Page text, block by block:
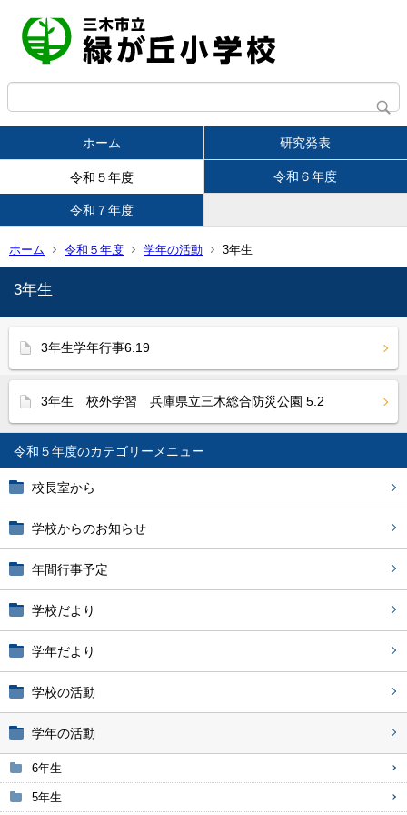
ホーム 研究発表
令和５年度 令和６年度
令和７年度
ホーム 令和５年度 学年の活動 3年生
令和５年度
校長室から
学校からのお知らせ
年間行事予定
学校だより
学年だより
学校の活動
学年の活動
6年生
5年生
3年生
3年生学年行事6.19
3年生 校外学習 兵庫県立三木総合防災公園 5.2